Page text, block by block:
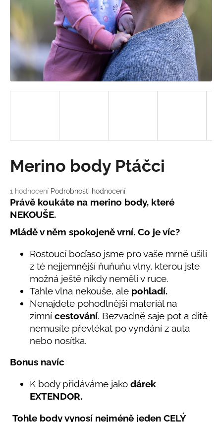
Průměrné
hodnocení
je
5,0
z
hvězdiček.
1 hodnocení Podrobnosti hodnocení
Merino body Ptáčci
Právě koukáte na merino body, které
NEKOUŠE.
Mládě v něm spokojeně vrní. Co je víc?
Rostoucí boďaso jsme pro vaše mrně ušili
z té nejjemnější ňuňuňu vlny, kterou jste
možná ještě nikdy neměli v ruce.
Tahle vlna nekouše, ale pohladí.
Nenajdete pohodlnější materiál na
zimní cestování. Bezvadně saje pot a dítě
nemusíte převlékat po vyndání z auta
nebo nosítka.
Bonus navíc
K body přidáváme jako dárek
EXTENDOR.
Tohle body vynosí nejméně jeden CELÝ
a
í
?
D
o
o
r
u
u
LETNÍ
RYCHLESCHNOUCÍ
KALHOTY
TYRKYSOVÉ
KORÁLKY
Kč